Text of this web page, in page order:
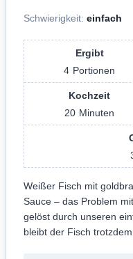
Schwierigkeit: einfach
Ergibt
4 Portionen
Kochzeit
20 Minuten
Weißer Fisch mit
Sauce – das Problem
gelöst durch unseren
bleibt der Fisch trotzdem.